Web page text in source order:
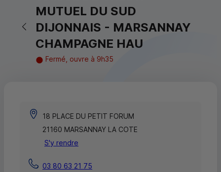
Retour vers la page précédente
MUTUEL DU SUD
DIJONNAIS - MARSANNAY
CHAMPAGNE HAU
Fermé, ouvre à 9h35
18 PLACE DU PETIT FORUM
21160 MARSANNAY LA COTE
S'y rendre
03 80 63 21 75